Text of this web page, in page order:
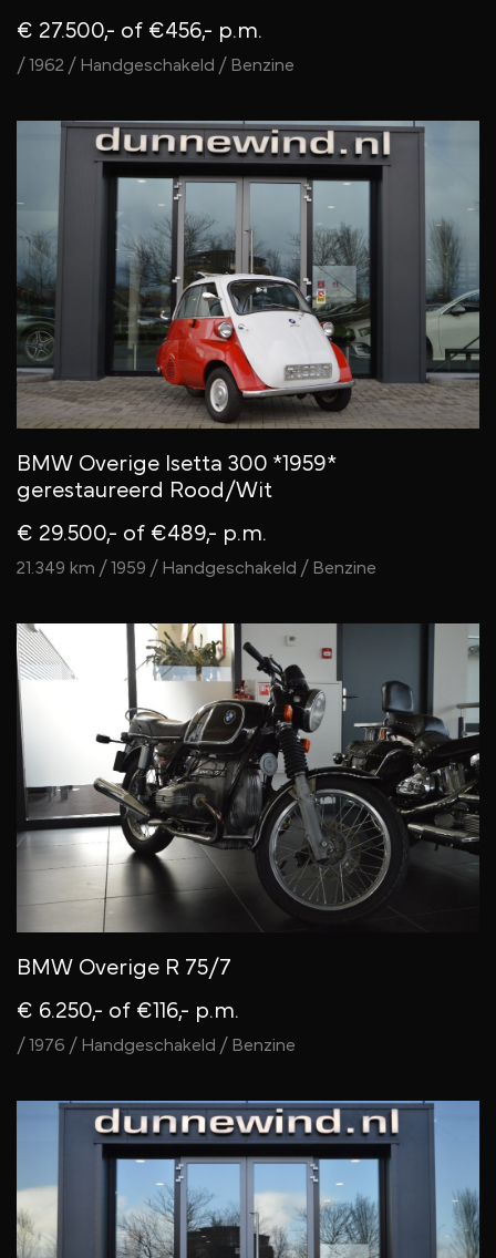
€ 27.500,- of €456,- p.m.
/ 1962 / Handgeschakeld / Benzine
BMW Overige Isetta 300 *1959*
gerestaureerd Rood/Wit
€ 29.500,- of €489,- p.m.
21.349 km / 1959 / Handgeschakeld / Benzine
BMW Overige R 75/7
€ 6.250,- of €116,- p.m.
/ 1976 / Handgeschakeld / Benzine